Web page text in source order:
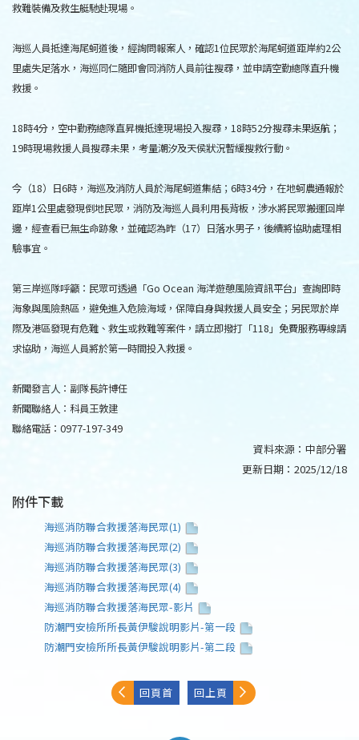
救難裝備及救生艇馳赴現場。
海巡人員抵達海尾蚵道後，經詢問報案人，確認1位民眾於海尾蚵道距岸約2公
里處失足落水，海巡同仁隨即會同消防人員前往搜尋，並申請空勤總隊直升機
救援。
18時4分，空中勤務總隊直昇機抵達現場投入搜尋，18時52分搜尋未果返航；
19時現場救援人員搜尋未果，考量潮汐及天侯狀況暫緩搜救行動。
今（18）日6時，海巡及消防人員於海尾蚵道集結；6時34分，在地蚵農通報於
距岸1公里處發現倒地民眾，消防及海巡人員利用長背板，涉水將民眾搬運回岸
邊，經查看已無生命跡象，並確認為昨（17）日落水男子，後續將協助處理相
驗事宜。
第三岸巡隊呼籲：民眾可透過「Go Ocean 海洋遊憩風險資訊平台」查詢即時
海象與風險熱區，避免進入危險海域，保障自身與救援人員安全；另民眾於岸
際及港區發現有危難、救生或救難等案件，請立即撥打「118」免費服務專線請
求協助，海巡人員將於第一時間投入救援。
新聞發言人：副隊長許博任
新聞聯絡人：科員王敦建
聯絡電話：0977-197-349
資料來源： 中部分署
更新日期： 2025/12/18
附件下載
海巡消防聯合救援落海民眾(1)
海巡消防聯合救援落海民眾(2)
海巡消防聯合救援落海民眾(3)
海巡消防聯合救援落海民眾(4)
海巡消防聯合救援落海民眾-影片
防潮門安檢所所長黃伊駿說明影片-第一段
防潮門安檢所所長黃伊駿說明影片-第二段
回頁首 回上頁